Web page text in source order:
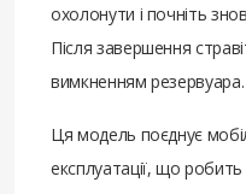
охолонути і почніть
Після завершення
вимкненням резервуара.
Ця модель поєднує
експлуатації, що